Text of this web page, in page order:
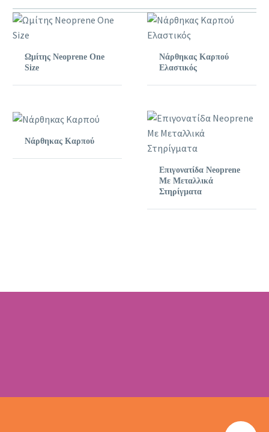
Ωμίτης Neoprene One
Size
Νάρθηκας Καρπού
Ελαστικός
Νάρθηκας Καρπού
Επιγονατίδα Neoprene
Με Μεταλλικά
Στηρίγματα